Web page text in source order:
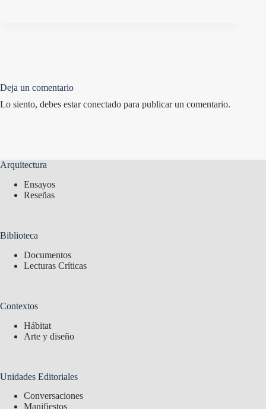
Deja un comentario
Lo siento, debes estarconectado para publicar un comentario.
Arquitectura
Ensayos
Reseñas
Biblioteca
Documentos
Lecturas Críticas
Contextos
Hábitat
Arte y diseño
Unidades Editoriales
Conversaciones
Manifiestos